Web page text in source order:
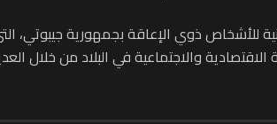
والاجتماعية في البلاد من خلال